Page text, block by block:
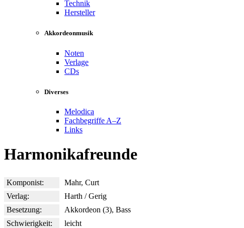
Technik
Hersteller
Akkordeonmusik
Noten
Verlage
CDs
Diverses
Melodica
Fachbegriffe A–Z
Links
Harmonikafreunde
Komponist:
Mahr, Curt
Verlag:
Harth / Gerig
Besetzung:
Akkordeon (3), Bass
Schwierigkeit:
leicht